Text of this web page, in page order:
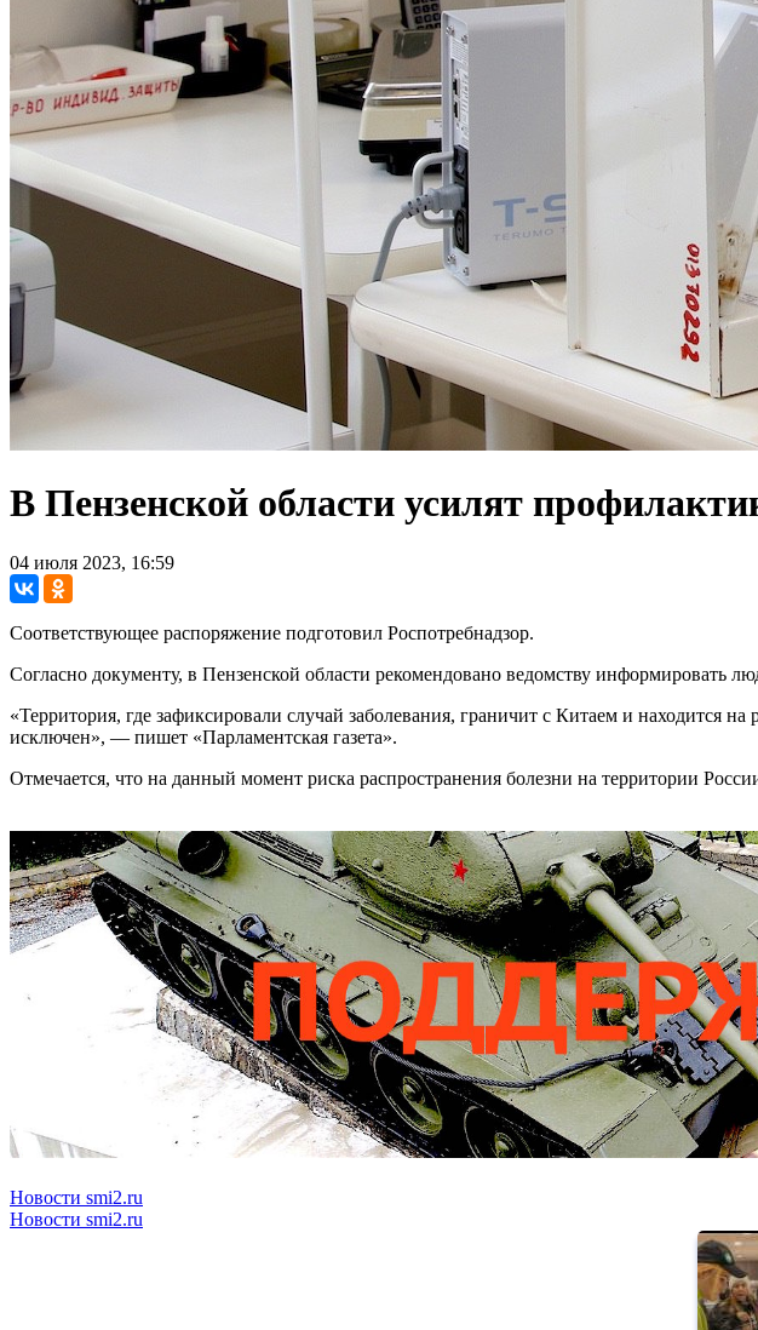
В Пензенской области усилят
04 июля 2023, 16:59
Соответствующее распоряжение подготовил Роспотребнадзор.
Согласно документу, в Пензенской области рекомендовано ведомству информировать
«Территория, где зафиксировали случай заболевания, граничит с Китаем и находится
исключен», — пишет «Парламентская газета».
Отмечается, что на данный момент риска распространения болезни на территории
Новости smi2.ru
Новости smi2.ru